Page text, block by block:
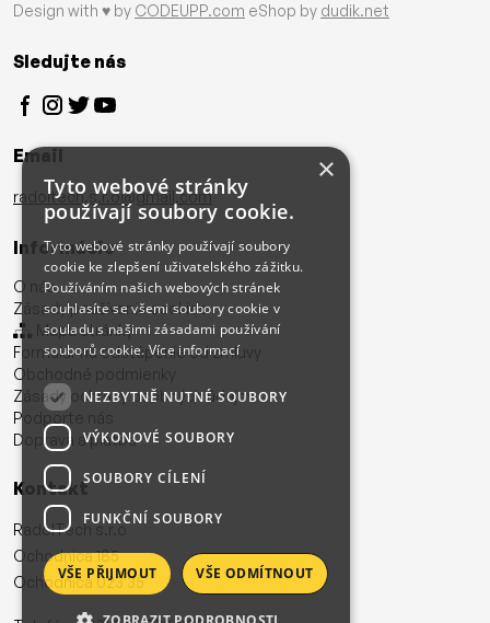
Design with ♥ by CODEUPP.com eShop by dudik.net
Sledujte nás
Email
radoltech.s.r.o@gmail.com
Informácie
O nás
Zásady používania cookies
Mapa stránky
Formulár na odstúpenie od zmluvy
Obchodné podmienky
Zásady ochrany osobných údajov
Podporte nás
Doprava a platba
Kontakt
RadolTech s.r.o
Ochodnica 185
Ochodnica 023 35
×
Tyto webové stránky
používají soubory cookie.
Tyto webové stránky používají soubory
cookie ke zlepšení uživatelského zážitku.
Používáním našich webových stránek
souhlasíte se všemi soubory cookie v
souladu s našimi zásadami používání
souborů cookie.Více informací
NEZBYTNĚ NUTNÉ SOUBORY
VÝKONOVÉ SOUBORY
SOUBORY CÍLENÍ
FUNKČNÍ SOUBORY
VŠE PŘIJMOUT VŠE ODMÍTNOUT